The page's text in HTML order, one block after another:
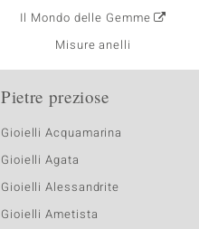
Il Mondo delle Gemme
Misure anelli
Pietre preziose
Gioielli Acquamarina
Gioielli Agata
Gioielli Alessandrite
Gioielli Ametista